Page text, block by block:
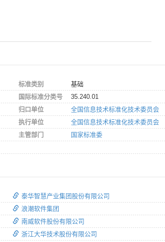
标准类别
基础
国际标准分类号
35.240.01
归口单位
全国信息技术标准化技术委员会
执行单位
全国信息技术标准化技术委员会
主管部门
国家标准委
泰华智慧产业集团股份有限公司
浪潮软件集团
南威软件股份有限公司
浙江大华技术股份有限公司